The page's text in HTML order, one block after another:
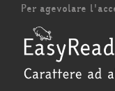
Per agevolare